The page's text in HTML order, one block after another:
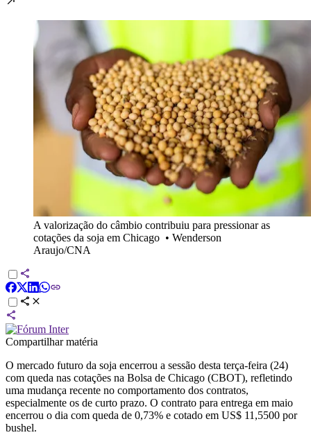
A valorização do câmbio contribuiu para pressionar as
cotações da soja em Chicago • Wenderson
Araujo/CNA
Compartilhar matéria
O mercado futuro da soja encerrou a sessão desta terça-feira (24)
com queda nas cotações na Bolsa de Chicago (CBOT), refletindo
uma mudança recente no comportamento dos contratos,
especialmente os de curto prazo. O contrato para entrega em maio
encerrou o dia com queda de 0,73% e cotado em US$ 11,5500 por
bushel.